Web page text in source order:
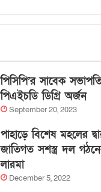
পিসিপি’র সাবেক
পিএইচডি ডিগ্রি অর্জন
September 20, 2023
পাহাড়ে বিশেষ মহলের
জাতিগত সশস্ত্র দল
লারমা
December 5, 2022